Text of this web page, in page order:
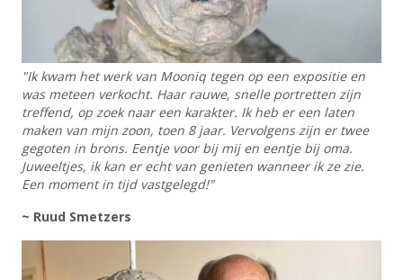
"Ik kwam het werk van Mooniq tegen op een expositie en
was meteen verkocht. Haar rauwe, snelle portretten zijn
treffend, op zoek naar een karakter. Ik heb er een laten
maken van mijn zoon, toen 8 jaar. Vervolgens zijn er twee
gegoten in brons. Eentje voor bij mij en eentje bij oma.
Juweeltjes, ik kan er echt van genieten wanneer ik ze zie.
Een moment in tijd vastgelegd!"
~ Ruud Smetzers